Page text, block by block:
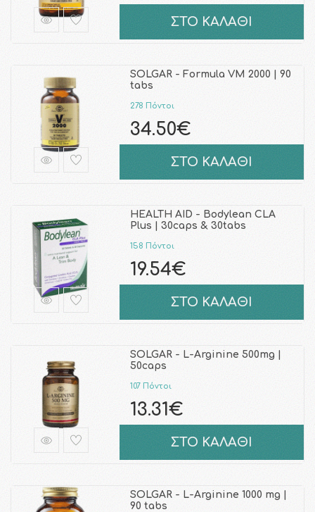
ΣΤΟ ΚΑΛΑΘΙ
SOLGAR - Formula VM 2000 | 90
tabs
278 Πόντοι
34.50€
ΣΤΟ ΚΑΛΑΘΙ
HEALTH AID - Bodylean CLA
Plus | 30caps & 30tabs
158 Πόντοι
19.54€
ΣΤΟ ΚΑΛΑΘΙ
SOLGAR - L-Arginine 500mg |
50caps
107 Πόντοι
13.31€
ΣΤΟ ΚΑΛΑΘΙ
SOLGAR - L-Arginine 1000 mg |
90 tabs